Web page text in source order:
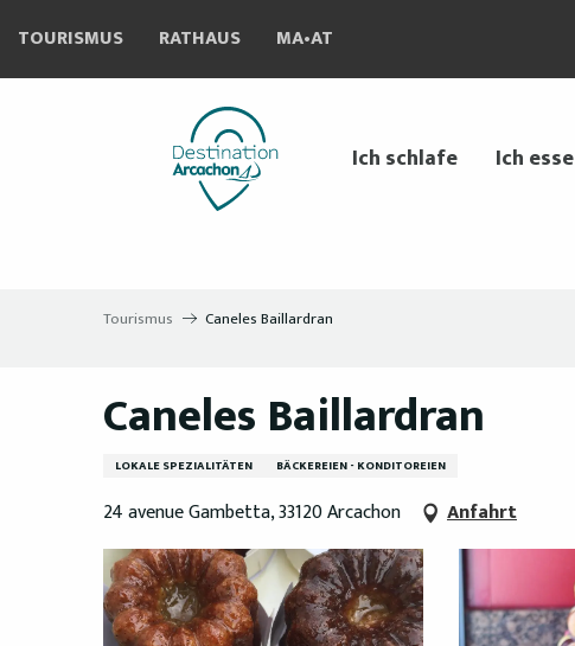
contenu
TOURISMUS RATHAUS MA•AT
Ich schlafe Ich esse
Tourismus Caneles Baillardran
Caneles Baillardran
LOKALE SPEZIALITÄTEN BÄCKEREIEN - KONDITOREIEN
24 avenue Gambetta, 33120 Arcachon Anfahrt